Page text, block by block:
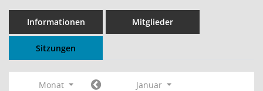
Informationen Mitglieder
Sitzungen
Monat
Januar